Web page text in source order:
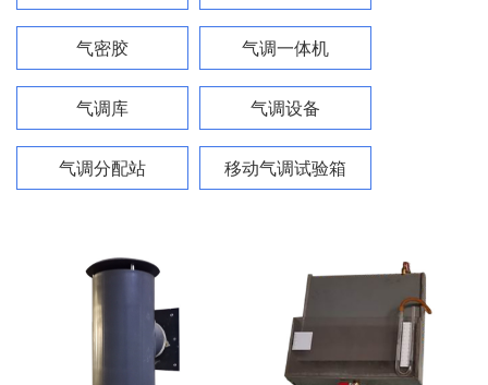
气密胶 气调一体机
气调库 气调设备
气调分配站 移动气调试验箱